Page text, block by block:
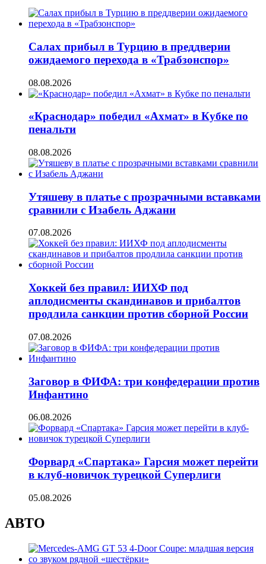
Салах прибыл в Турцию в преддверии
ожидаемого перехода в «Трабзонспор»
08.08.2026
«Краснодар» победил «Ахмат» в Кубке по
пенальти
08.08.2026
Утяшеву в платье с прозрачными вставками
сравнили с Изабель Аджани
07.08.2026
Хоккей без правил: ИИХФ под
аплодисменты скандинавов и прибалтов
продлила санкции против сборной России
07.08.2026
Заговор в ФИФА: три конфедерации против
Инфантино
06.08.2026
Форвард «Спартака» Гарсия может перейти
в клуб-новичок турецкой Суперлиги
05.08.2026
АВТО